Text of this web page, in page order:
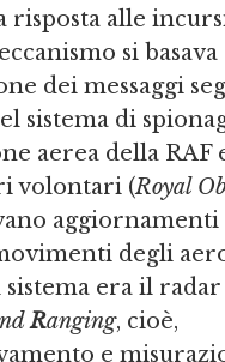
risposta alle
si basava
dei messaggi
sistema di
aerea della RAF
volontari (Royal
aggiornamenti
degli
sistema era il radar
ndRanging, cioè,
e